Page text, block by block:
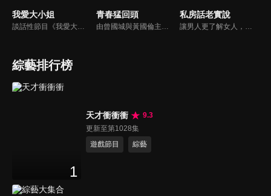
我愛大小姐
談話性節目《我愛大小姐》是由吳淡如、林慧萍主持的一檔談話性節目，講訴女人間的那些事。
青春猛回頭
由曾國城與黃國倫主持，節目中邀請20位20歲以下青少年組成青春團，另一邊則為年紀相較成熟的藝人來賓為不老團，每集分別就一件青少年必定遇見的事件討論，看兩個不同年代的人們，所擁有的不同看法與立場。帶領讓觀眾一起回到那些年的青春歲月！
私房話老實說
讓男人更了解女人，女人更了解自己 ，揭密女性私房話，讓療癒專家教你更愛自己！由于美人和納豆攜手主持，更多你想知道的女性私密話題都在《私房話老實說》。
綜藝排行榜
1
天才衝衝衝
9.3
更新至第1028集
遊戲節目
綜藝